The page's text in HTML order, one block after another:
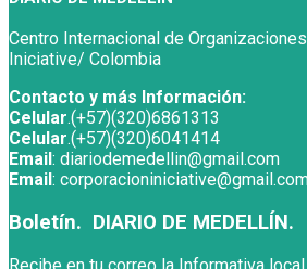
Centro Internacional de Organizaciones
Iniciative/ Colombia
Contacto y más Información:
Celular.(+57)(320)6861313
Celular.(+57)(320)6041414
Email : diariodemedellin@gmail.com
Email :
Boletín. DIARIO DE MEDELLÍN.